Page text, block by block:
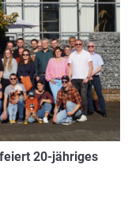
20-jähriges